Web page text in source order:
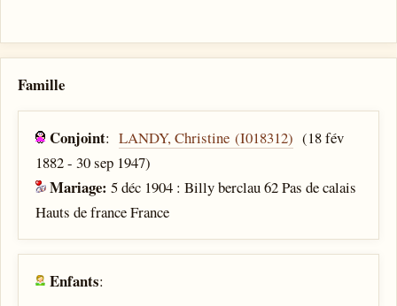
Famille
Conjoint:LANDY, Christine (I018312) (18 fév
1882 - 30 sep 1947)
Mariage:5 déc 1904 : Billy berclau 62 Pas de calais
Hauts de france France
Enfants: